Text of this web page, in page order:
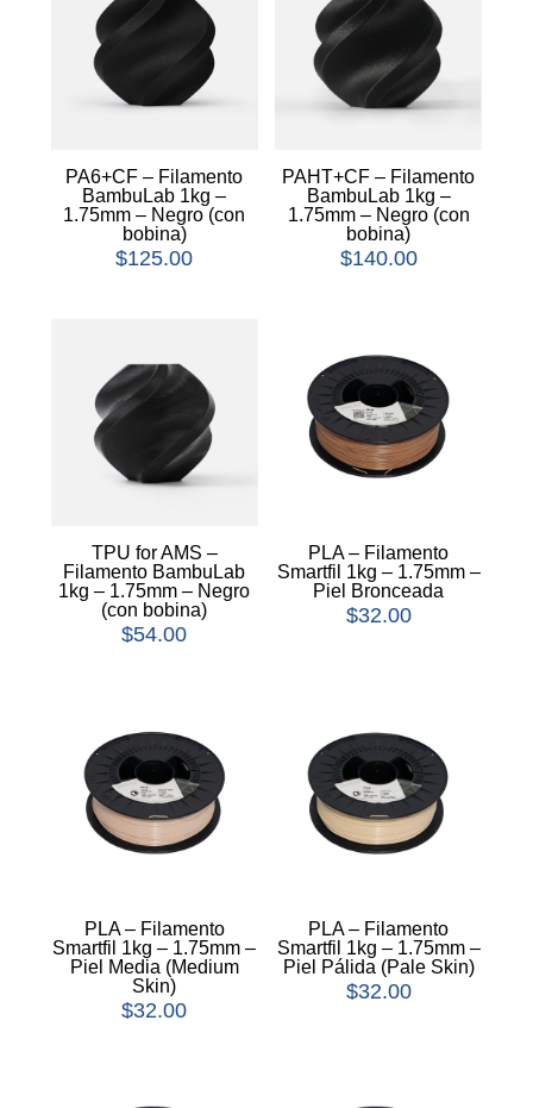
PA6+CF – Filamento
BambuLab 1kg –
1.75mm – Negro (con
bobina)
$125.00
PAHT+CF – Filamento
BambuLab 1kg –
1.75mm – Negro (con
bobina)
$140.00
TPU for AMS –
Filamento BambuLab
1kg – 1.75mm – Negro
(con bobina)
$54.00
PLA – Filamento
Smartfil 1kg – 1.75mm –
Piel Bronceada
$32.00
PLA – Filamento
Smartfil 1kg – 1.75mm –
Piel Media (Medium
Skin)
$32.00
PLA – Filamento
Smartfil 1kg – 1.75mm –
Piel Pálida (Pale Skin)
$32.00